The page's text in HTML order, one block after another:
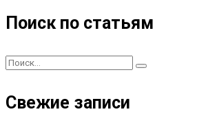
Поиск по статьям
Свежие записи